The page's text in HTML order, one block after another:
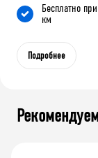
Бесплатно
км
Подробнее